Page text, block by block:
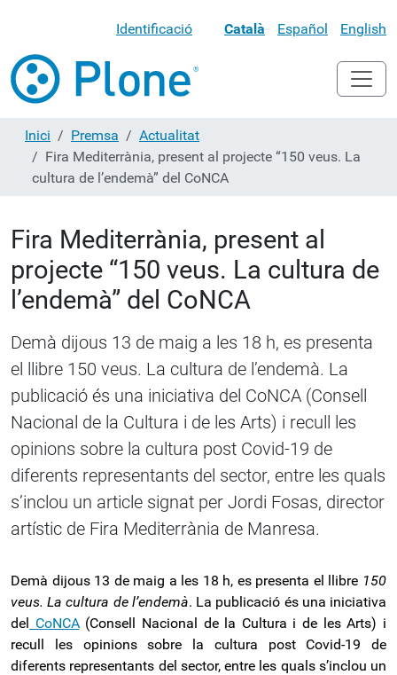
Identificació Català Español English
Inici Premsa
Actualitat
Fira Mediterrània, present al projecte “150 veus. La
cultura de l’endemà” del CoNCA
Fira Mediterrània, present al
projecte “150 veus. La cultura de
l’endemà” del CoNCA
Demà dijous 13 de maig a les 18 h, es presenta
el llibre 150 veus. La cultura de l’endemà. La
publicació és una iniciativa del CoNCA (Consell
Nacional de la Cultura i de les Arts) i recull les
opinions sobre la cultura post Covid-19 de
diferents representants del sector, entre les quals
s’inclou un article signat per Jordi Fosas, director
artístic de Fira Mediterrània de Manresa.
Demà dijous 13 de maig a les 18 h, es presenta el llibre 150
veus. La cultura de l’endemà. La publicació és una iniciativa
del CoNCA(Consell Nacional de la Cultura i de les Arts) i
recull les opinions sobre la cultura post Covid-19 de
diferents representants del sector, entre les quals s’inclou un